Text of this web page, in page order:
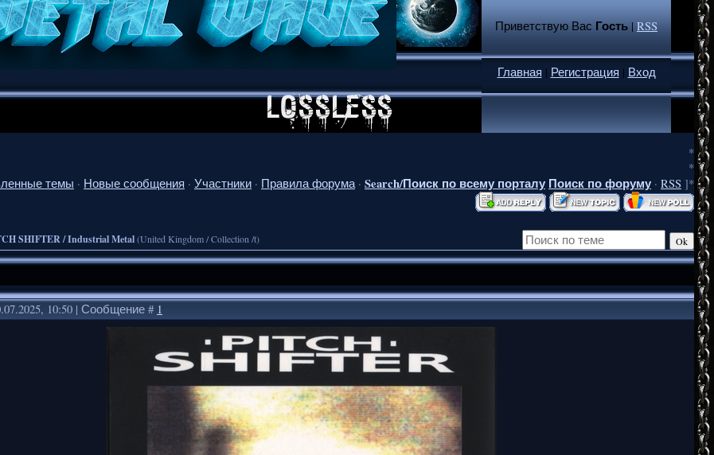
Приветствую Вас Гость|RSS
Главная | Регистрация | Вход
*
*
темы · Новые сообщения · Участники · Правила форума · Search/Поиск по всему порталу Поиск по форуму · RSS ]*
SHIFTER / Industrial Metal(United Kingdom / Collection /t)
10:50 | Сообщение # 1